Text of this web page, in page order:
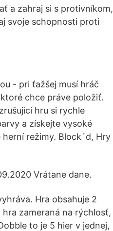
a zahraj si s protivníkom,
svoje schopnosti proti
- pri ťažšej musí hráč
chce práve položiť.
hru si rychle
a získejte vysoké
režimy. Block´d, Hry
Vrátane dane.
Hra obsahuje 2
zameraná na rýchlosť,
to je 5 hier v jednej,